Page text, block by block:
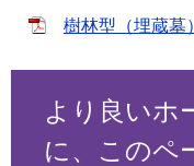
樹林型（埋蔵墓
より良いホ
に、このペ